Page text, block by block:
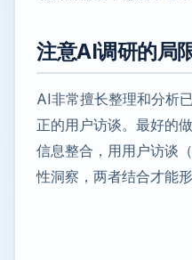
注意AI调研的局
AI非常擅长整理和分析
正的用户访谈。最好的
信息整合，用用户访谈
性洞察，两者结合才能